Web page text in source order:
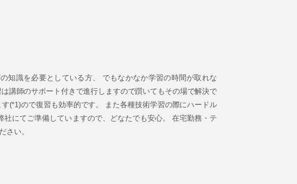
知識を必要としている方、 でもなかなか学習の時間が取れな
講師のサポート付きで進行しますので躓いてもその場で解決で
(*1)ので復習も効率的です。 また各種技術学習の際にハードル
にてご準備していますので、どなたでも安心。 在宅勤務・テ
さい。